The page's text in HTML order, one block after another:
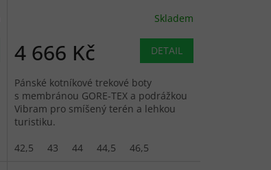
Skladem
4 666 Kč DETAIL
Pánské kotníkové trekové boty
s membránou GORE-TEX a podrážkou
Vibram pro smíšený terén a lehkou
turistiku.
42,5
43 44 44,5 46,5